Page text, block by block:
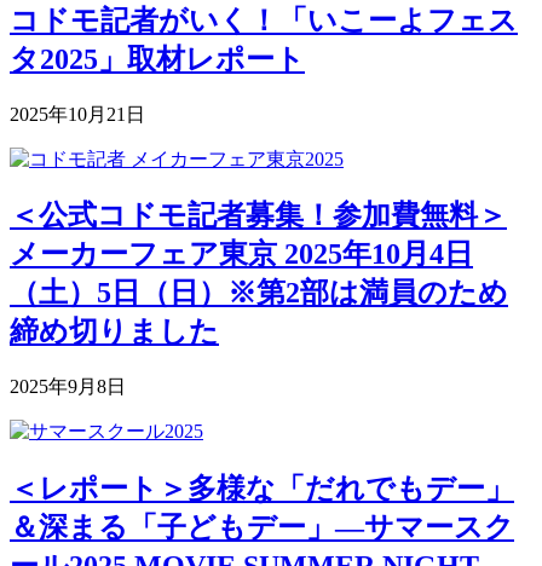
コドモ記者がいく！「いこーよフェス
タ2025」取材レポート
2025年10月21日
＜公式コドモ記者募集！参加費無料＞
メーカーフェア東京 2025年10月4日
（土）5日（日）※第2部は満員のため
締め切りました
2025年9月8日
＜レポート＞多様な「だれでもデー」
＆深まる「子どもデー」―サマースク